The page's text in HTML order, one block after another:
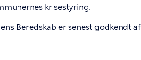
krisestyring.
Beredskab er senest godkendt af